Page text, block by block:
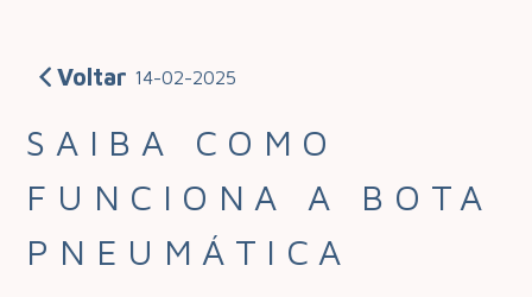
Voltar 14-02-2025
SAIBA COMO
FUNCIONA A BOTA
PNEUMÁTICA